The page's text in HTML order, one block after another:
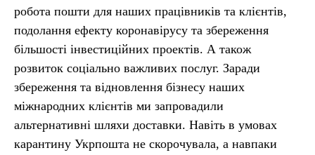
робота пошти для наших працівників та клієнтів,
подолання ефекту коронавірусу та збереження
більшості інвестиційних проектів. А також
розвиток соціально важливих послуг. Заради
збереження та відновлення бізнесу наших
міжнародних клієнтів ми запровадили
альтернативні шляхи доставки. Навіть в умовах
карантину Укрпошта не скорочувала, а навпаки